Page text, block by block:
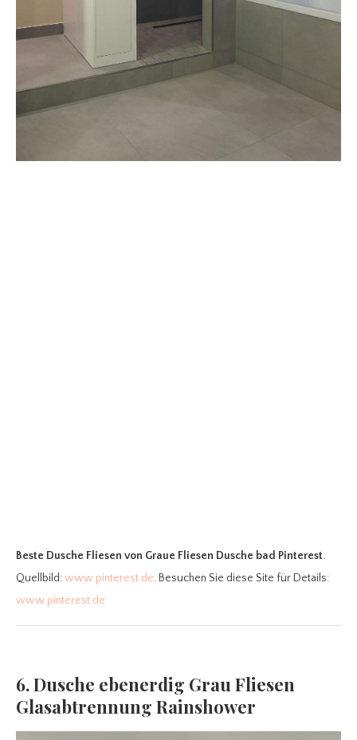
Beste Dusche Fliesen von Graue Fliesen Dusche bad Pinterest.
Quellbild:www.pinterest.de. Besuchen Sie diese Site für Details:
www.pinterest.de
6. Dusche ebenerdig Grau Fliesen
Glasabtrennung Rainshower